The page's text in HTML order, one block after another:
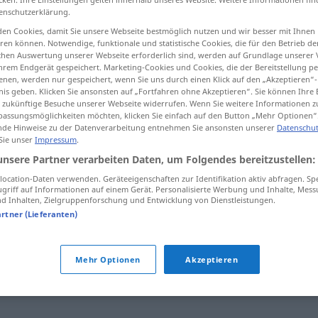
gönnen
(u.a. Sport) (ugs.),(sich) (ungerechtfertigterweise)
(sich) greifen (ugs.),erwischen (ugs.)
Cookies, damit Sie unsere Webseite bestmöglich nutzen und wir besser mit Ihnen
können. Notwendige, funktionale und statistische Cookies, die für den Betrieb
Auswertung unserer Webseite erforderlich sind, werden auf Grundlage unserer
Endgerät gespeichert. Marketing-Cookies und Cookies, die der Bereitstellung
werden nur gespeichert, wenn Sie uns durch einen Klick auf den
geben. Klicken Sie ansonsten auf „Fortfahren ohne Akzeptieren“. Sie können
Besuche unserer Webseite widerrufen. Wenn Sie weitere Informationen
möchten, klicken Sie einfach auf den Button „Mehr
Hinweise zu der Datenverarbeitung entnehmen Sie ansonsten unserer
unser Impressum.
Partner verarbeiten Daten, um Folgendes bereitzustellen:
Daten verwenden. Geräteeigenschaften zur Identifikation aktiv abfragen.
auf Informationen auf einem Gerät. Personalisierte Werbung und Inhalte,
Inhalten, Zielgruppenforschung und Entwicklung von Dienstleistungen.
(Lieferanten)
Mehr Optionen Akzeptieren